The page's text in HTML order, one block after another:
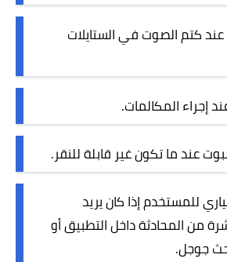
كتم الصوت في الستايلات
إجراء المكالمات.
عند ما تكون غير قابلة للنقر.
للمستخدم إذا كان يريد
من المحادثة داخل التطبيق أو
جوجل.